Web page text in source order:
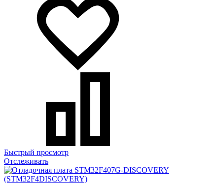
Быстрый просмотр
Отслеживать